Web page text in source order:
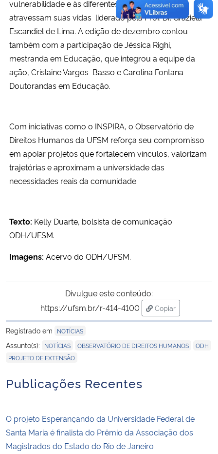
vulnerabilidade e às diferentes travessias que
atravessam suas vidas liderado pela Prof. Dr. Graziela
Escandiel de Lima. A edição de dezembro contou
também com a participação de Jéssica Righi,
mestranda em Educação, que integrou a equipe da
ação, Crislaine Vargos Basso e Carolina Fontana
Doutorandas em Educação.
Com iniciativas como o INSPIRA, o Observatório de
Direitos Humanos da UFSM reforça seu compromisso
em apoiar projetos que fortalecem vínculos, valorizam
trajetórias e aproximam a universidade das
necessidades reais da comunidade.
Texto: Kelly Duarte, bolsista de comunicação
ODH/UFSM.
Imagens: Acervo do ODH/UFSM.
Divulgue este conteúdo:
https://ufsm.br/r-414-4100
Copiar
para área de
Registrado em
NOTÍCIAS
Assunto(s): NOTÍCIAS OBSERVATÓRIO DE DIREITOS HUMANOS ODH
PROJETO DE EXTENSÃO
Publicações Recentes
O projeto Esperançando da Universidade Federal de
Santa Maria é finalista do Prêmio da Associação dos
Magistrados do Estado do Rio de Janeiro